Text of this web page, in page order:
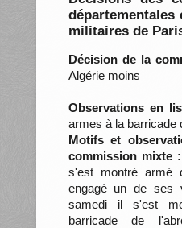
départementales
militaires de
Décision de la
Algérie moins
Observations en
armes à la barricade
Motifs et
commission mixte :
s'est montré armé
engagé un de ses
samedi il s'est
barricade de